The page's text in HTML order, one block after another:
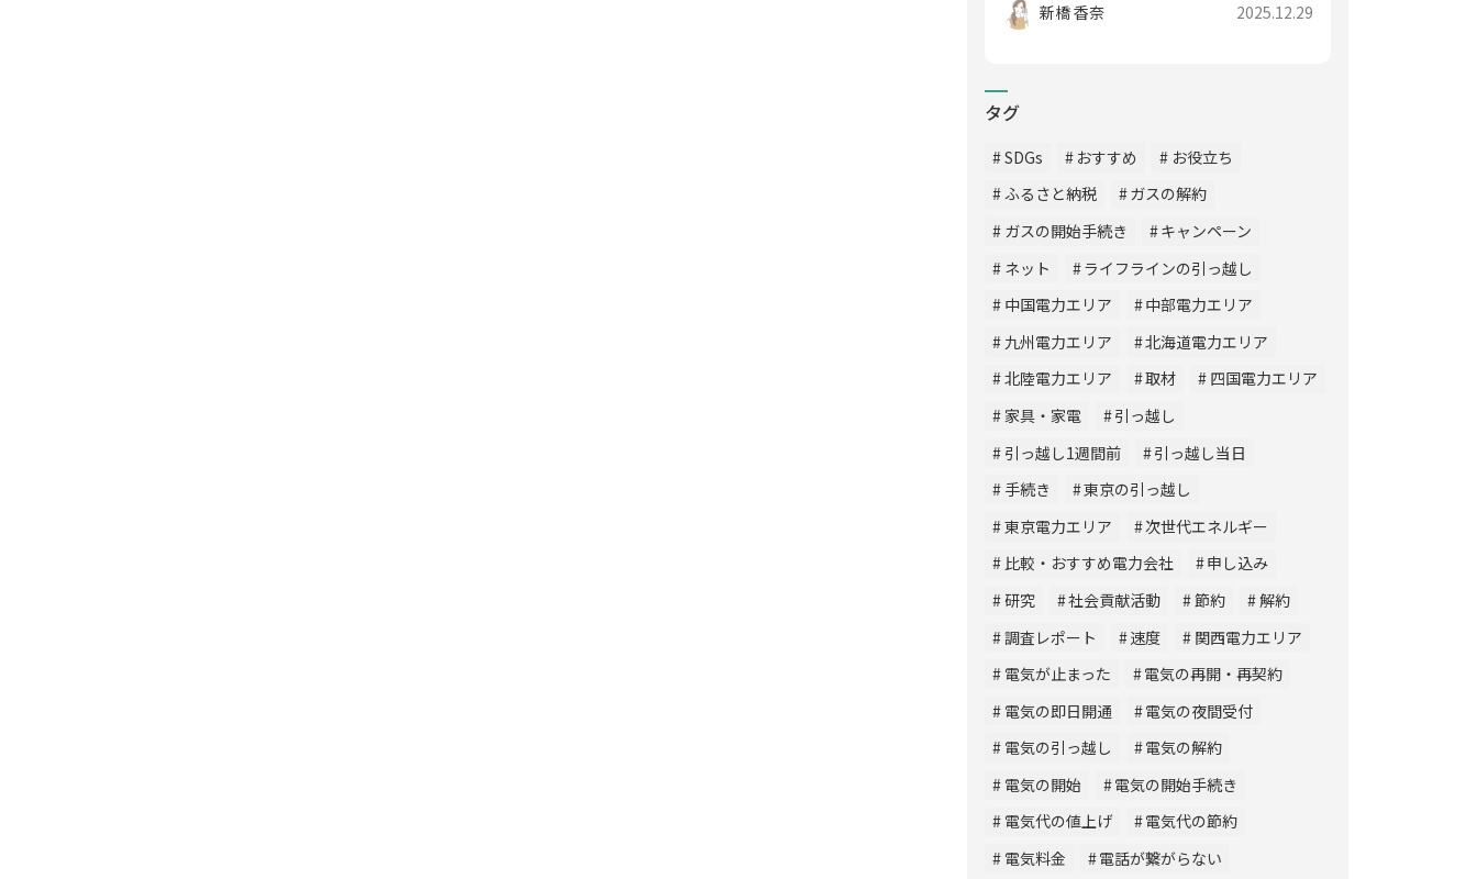
新橋 香奈 2025.12.29
タグ
SDGs おすすめ
お役立ち
ふるさと納税
ガスの解約
ガスの開始手続き
キャンペーン
ネット
ライフラインの引っ越し
中国電力エリア
中部電力エリア
九州電力エリア
北海道電力エリア
北陸電力エリア
取材
四国電力エリア
家具・家電
引っ越し
引っ越し1週間前
引っ越し当日
手続き
東京の引っ越し
東京電力エリア
次世代エネルギー
比較・おすすめ電力会社
申し込み
研究
社会貢献活動 節約
解約
調査レポート
速度
関西電力エリア
電気が止まった
電気の再開・再契約
電気の即日開通
電気の夜間受付
電気の引っ越し
電気の解約
電気の開始
電気の開始手続き
電気代の値上げ
電気代の節約
電気料金
電話が繋がらない